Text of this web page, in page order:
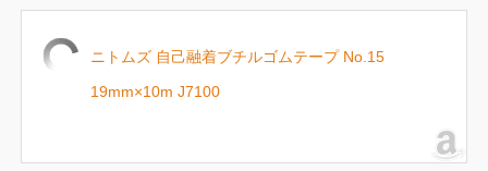
ニトムズ 自己融着ブチルゴムテープ No.15
19mm×10m J7100